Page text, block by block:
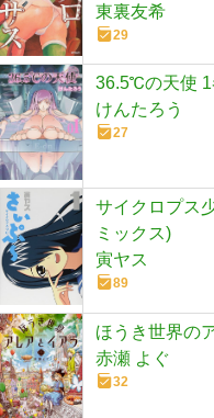
東裏友希
29
36.5℃の天使 1
けんたろう
27
サイクロプス
ミックス)
寅ヤス
89
ほうき世界の
赤瀬 よぐ
32